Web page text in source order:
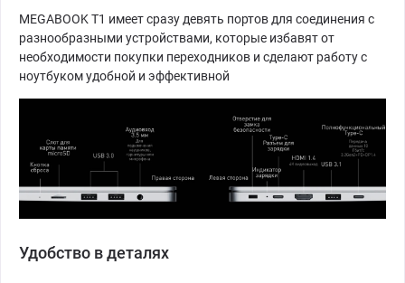
MEGABOOK T1 имеет сразу девять портов для соединения с
разнообразными устройствами, которые избавят от
необходимости покупки переходников и сделают работу с
ноутбуком удобной и эффективной
Удобство в деталях